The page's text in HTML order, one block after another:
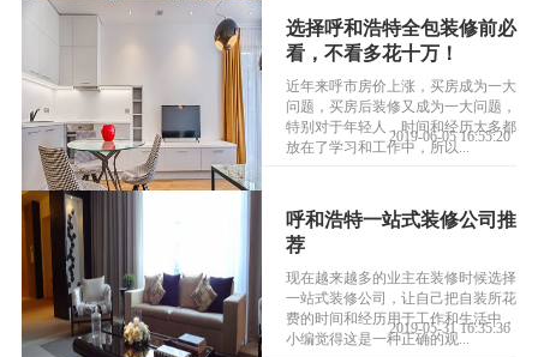
选择呼和浩特全包装修前必
看，不看多花十万！
近年来呼市房价上涨，买房成为一大
问题，买房后装修又成为一大问题，
特别对于年轻人，时间和经历大多都
放在了学习和工作中，所以...
2019-06-05 16:55:20
呼和浩特一站式装修公司推
荐
现在越来越多的业主在装修时候选择
一站式装修公司，让自己把自装所花
费的时间和经历用于工作和生活中，
小编觉得这是一种正确的观...
2019-05-31 16:35:36